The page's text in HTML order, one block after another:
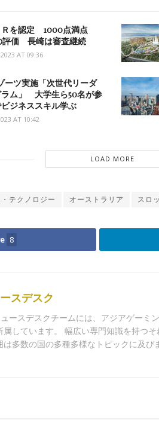
Ｒを認定 1000点満点
評価 長崎は審査継続
AT 09:36
ーツ実施「次世代リーダ
ラム」 大学生ら50名が参
ジネススキル学ぶ
AT 10:42
LOAD MORE
テクノロジー オーストラリア スロ
8
スデスク
ュースデスクチームには、アジアゲーミ
属しています。 幅広い専門知識を持つ
は多数の国の多種多様なトピックに及び